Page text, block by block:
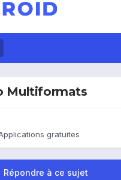
Multiformats
gratuites
Répondre à ce sujet